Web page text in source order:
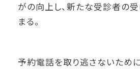
がの向上し、新たな受診者の
まる。
予約電話を取り逃さないため